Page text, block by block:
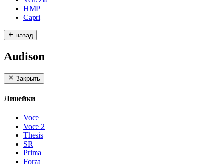
HMP
Capri
назад
Audison
Закрыть
Линейки
Voce
Voce 2
Thesis
SR
Prima
Forza